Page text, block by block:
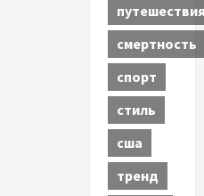
смертность
спорт
стиль
сша
тренд